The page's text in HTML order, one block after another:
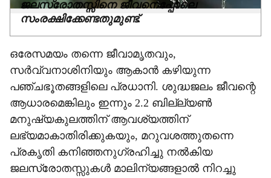
ജലസ്രോതസ്സിനെ ജീവനെപ്പോലെ
സംരക്ഷിക്കേണ്ടതുമുണ്ട്.
ഒരേസമയം തന്നെ ജീവാമൃതവും,
സര്‍വ്വനാശിനിയും ആകാന്‍ കഴിയുന്ന
പഞ്ചഭൂതങ്ങളിലെ പ്രധാനി. ശുദ്ധജലം ജീവന്റെ
ആധാരമെങ്കിലും ഇന്നും 2.2 ബില്ല്യണ്‍
മനുഷ്യകുലത്തിന് ആവശ്യത്തിന്
ലഭ്യമാകാതിരിക്കുകയും, മറുവശത്തുതന്നെ
പ്രകൃതി കനിഞ്ഞനുഗ്രഹിച്ചു നല്‍കിയ
ജലസ്രോതസ്സുകള്‍ മാലിന്യങ്ങളാല്‍ നിറച്ചു